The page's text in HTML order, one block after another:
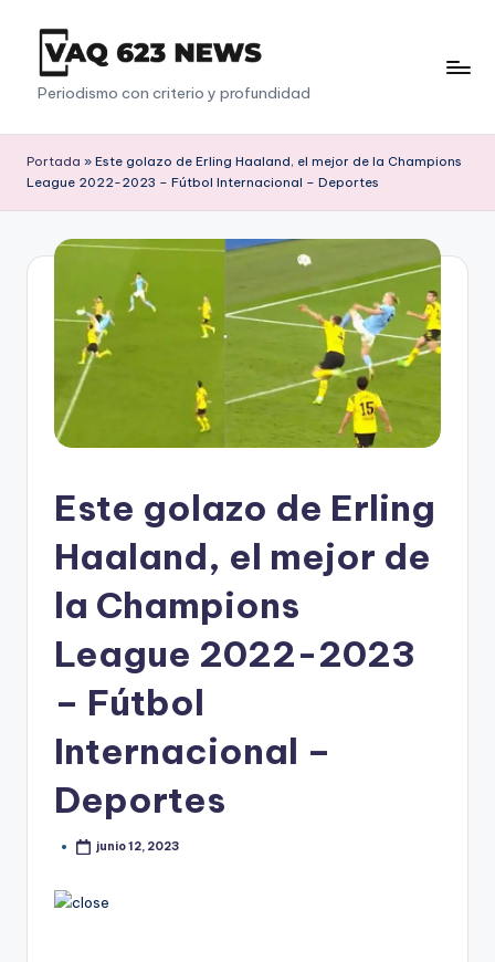
Saltar
contenido
V
a
q
6
Periodismo con criterio y profundidad
Portada » Este golazo de Erling Haaland, el mejor de la Champions
League 2022-2023 – Fútbol Internacional – Deportes
Este golazo de Erling
Haaland, el mejor de
la Champions
League 2022-2023
– Fútbol
Internacional –
Deportes
junio 12, 2023